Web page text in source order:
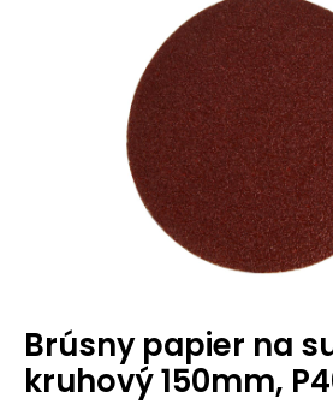
Brúsny papier na
kruhový 150mm,